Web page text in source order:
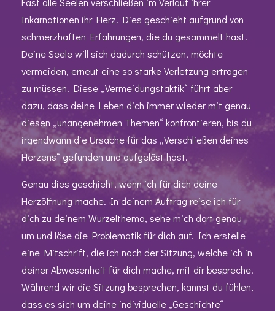
Inkarnationen ihr Herz. Dies geschieht aufgrund von
schmerzhaften Erfahrungen, die du gesammelt hast.
Deine Seele will sich dadurch schützen, möchte
vermeiden, erneut eine so starke Verletzung ertragen
zu müssen. Diese „Vermeidungstaktik“ führt aber
dazu, dass deine Leben dich immer wieder mit genau
diesen „unangenehmen Themen“ konfrontieren, bis du
irgendwann die Ursache für das „Verschließen deines
Herzens“ gefunden und aufgelöst hast.
Genau dies geschieht, wenn ich für dich deine
Herzöffnung mache. In deinem Auftrag reise ich für
dich zu deinem Wurzelthema, sehe mich dort genau
um und löse die Problematik für dich auf. Ich erstelle
eine Mitschrift, die ich nach der Sitzung, welche ich in
deiner Abwesenheit für dich mache, mit dir bespreche.
Während wir die Sitzung besprechen, kannst du fühlen,
dass es sich um deine individuelle „Geschichte“